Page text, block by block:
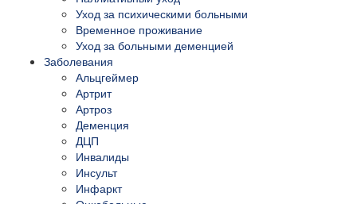
Уход за психическими больными
Временное проживание
Уход за больными деменцией
Заболевания
Альцгеймер
Артрит
Артроз
Деменция
ДЦП
Инвалиды
Инсульт
Инфаркт